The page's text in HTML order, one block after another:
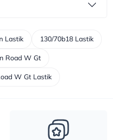
Lastik 130/70b18 Lastik
Road W Gt
W Gt Lastik